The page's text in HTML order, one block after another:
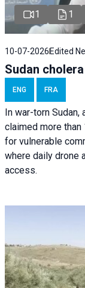
1 1
10-07-2026 Edited
Sudan
ENG FRA
In war-torn Sudan,
claimed more
for vulnerable
where daily drone
access.